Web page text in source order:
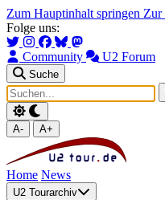
Zum Hauptinhalt springen Zur
Folge uns:
Community U2 Forum
Suche
A- A+
Home News
U2 Tourarchiv